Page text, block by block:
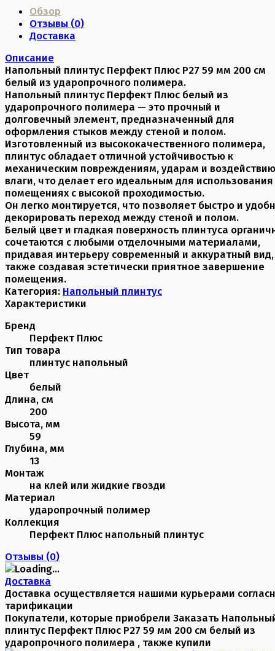
Обзор
Отзывы (0)
Доставка
Описание
Напольный плинтус Перфект Плюс P27 59 мм 200 см
белый из ударопрочного полимера.
Напольный плинтус Перфект Плюс белый из
ударопрочного полимера — это прочный и
долговечный элемент, предназначенный для
оформления стыков между стеной и полом.
Изготовленный из высококачественного полимера,
плинтус обладает отличной устойчивостью к
механическим повреждениям, ударам и воздействию
влаги, что делает его идеальным для использования
помещениях с высокой проходимостью.
Он легко монтируется, что позволяет быстро и
декорировать переход между стеной и полом.
Белый цвет и гладкая поверхность плинтуса
сочетаются с любыми отделочными материалами,
придавая интерьеру современный и аккуратный
также создавая эстетически приятное завершение
помещения.
Категория: Напольный плинтус
Характеристики
Бренд
Перфект Плюс
Тип товара
плинтус напольный
Цвет
белый
Длина, см
200
Высота, мм
59
Глубина, мм
13
Монтаж
на клей или жидкие гвозди
Материал
ударопрочный полимер
Коллекция
Перфект Плюс напольный плинтус
Отзывы (0)
Доставка
Доставка осуществляется нашими курьерами
тарификации
Покупатели, которые приобрели Заказать
плинтус Перфект Плюс P27 59 мм 200 см белый из
ударопрочного полимера , также купили